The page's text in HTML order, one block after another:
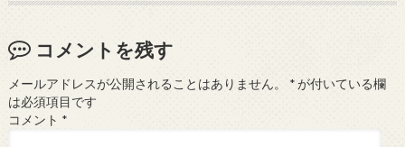
コメントを残す
メールアドレスが公開されることはありません。 *が付いている欄
は必須項目です
コメント *